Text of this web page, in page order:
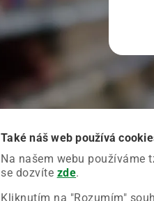
Také náš web používá
Na našem webu používáme
se dozvíte zde.
Kliknutím na "Rozumím"